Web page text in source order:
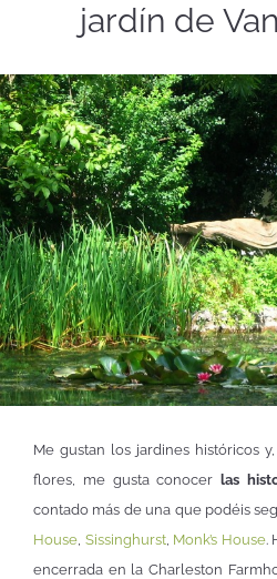
jardín de
Me gustan los jardines históricos
flores, me gusta conocer las
contado más de una que podéis
House Sissinghurst, Monk’s House.
encerrada en la Charleston